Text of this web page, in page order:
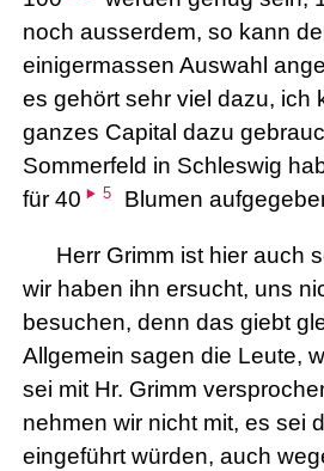
noch ausserdem, so kann
einigermassen Auswahl
es gehört sehr viel dazu, ich
ganzes Capital dazu
Sommerfeld in Schleswig
für 40
5 Blumen
Herr Grimm ist hier auch
wir haben ihn ersucht, uns
besuchen, denn das giebt
Allgemein sagen die Leute,
sei mit Hr. Grimm
nehmen wir nicht mit, es sei
eingeführt würden, auch